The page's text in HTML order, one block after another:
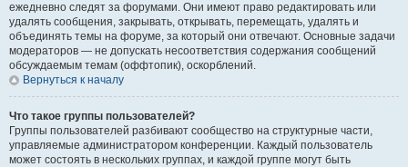
ежедневно следят за форумами. Они имеют право редактировать или
удалять сообщения, закрывать, открывать, перемещать, удалять и
объединять темы на форуме, за который они отвечают. Основные задачи
модераторов — не допускать несоответствия содержания сообщений
обсуждаемым темам (оффтопик), оскорблений.
Вернуться к началу
Что такое группы пользователей?
Группы пользователей разбивают сообщество на структурные части,
управляемые администратором конференции. Каждый пользователь
может состоять в нескольких группах, и каждой группе могут быть